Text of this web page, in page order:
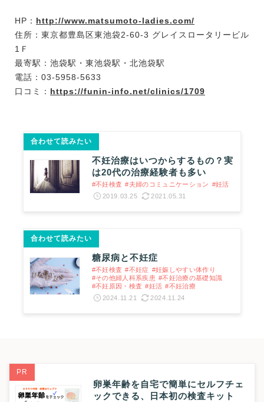
HP： http://www.matsumoto-ladies.com/
住所：東京都豊島区東池袋2-60-3 グレイスロータリービル
1Ｆ
最寄駅：池袋駅・東池袋駅・北池袋駅
電話：03-5958-5633
口コミ： https://funin-info.net/clinics/1709
合わせて読みたい
不妊治療はいつからするもの？実
は20代の治療経験者も多い
#不妊検査 #夫婦のコミュニケーション #妊活
2019.03.25
2021.05.31
合わせて読みたい
糖尿病と不妊症
#不妊検査 #不妊症 #妊娠しやすい体作り
#その他婦人科系疾患 #不妊治療の基礎知識
#不妊原因・検査 #妊活 #不妊治療
2024.11.21
2024.11.24
PR
卵巣年齢を自宅で簡単にセルフチェ
ックできる、日本初の検査キット